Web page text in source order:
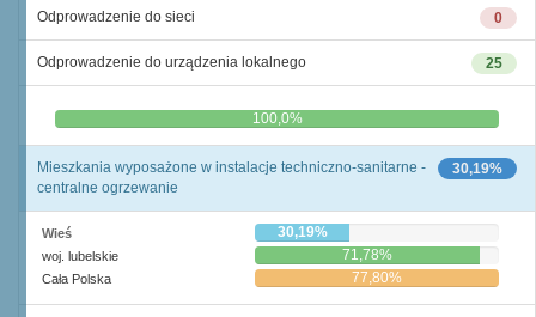
0
Odprowadzenie do sieci
25
Odprowadzenie do urządzenia lokalnego
0,0% 100,0%
30,19%
Mieszkania wyposażone w instalacje techniczno-sanitarne -
centralne ogrzewanie
Wieś 30,19%
woj. lubelskie 71,78%
Cała Polska 77,80%